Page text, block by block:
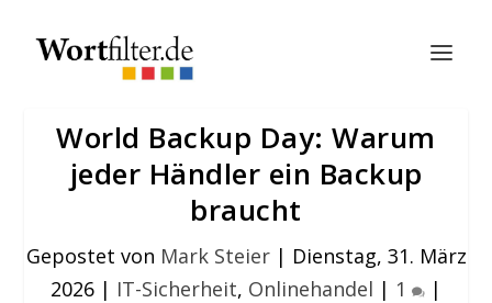
World Backup Day: Warum
jeder Händler ein Backup
braucht
Gepostet von Mark Steier| Dienstag, 31. März
2026 | IT-Sicherheit, Onlinehandel | 1 |